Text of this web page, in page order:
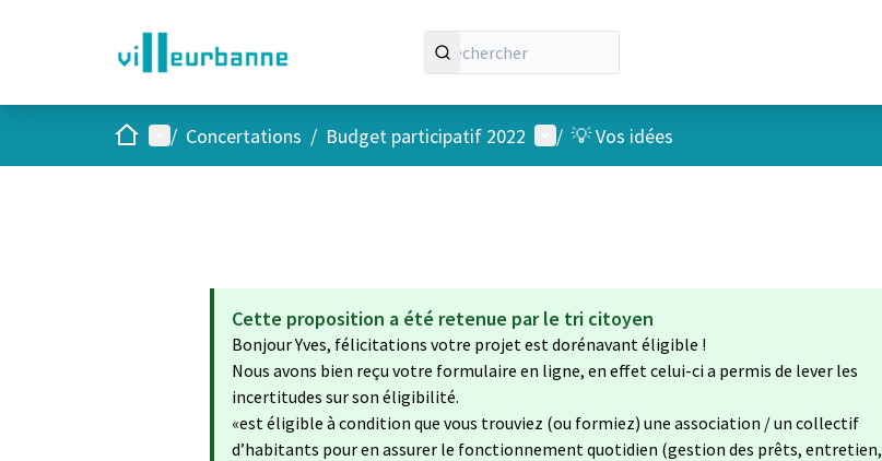
AccueilMenu principal
/ Concertations / Budget participatif 2022 Menu utilisateur
/ 💡 Vos idées
Cette proposition a été retenue par le tri citoyen
Bonjour Yves, félicitations votre projet est dorénavant éligible !
Nous avons bien reçu votre formulaire en ligne, en effet celui-ci a permis de lever les
incertitudes sur son éligibilité.
«est éligible à condition que vous trouviez (ou formiez) une association / un collectif
d’habitants pour en assurer le fonctionnement quotidien (gestion des prêts, entretien,